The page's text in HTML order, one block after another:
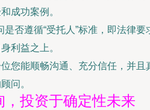
成功案例。
是否遵循“受托人”标准，即法律要
利益之上。
位您能顺畅沟通、充分信任，并且
问。
投资于确定性未来